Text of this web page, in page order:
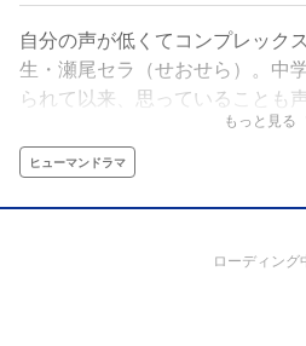
自分の声が低くてコンプレック
生・瀬尾セラ（せおせら）。中
られて以来、思っていることも
めないでいた。そんなセラのク
から浮いている男子高校生・鳴
いた。いつもヘッドホンをして
っち」だと思っていたが、昼休
もっと見る
ヒューマンドラマ
ローディング